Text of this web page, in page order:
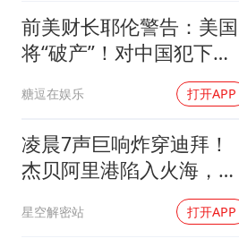
前美财长耶伦警告：美国
将“破产”！对中国犯下两
糖逗在娱乐 打开APP
凌晨7声巨响炸穿迪拜！
杰贝阿里港陷入火海，美
军弹药库告急让中东盟友
彻底心寒
星空解密站 打开APP